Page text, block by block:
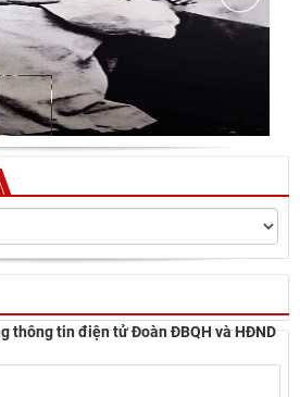
thông tin điện tử Đoàn ĐBQH và HĐND